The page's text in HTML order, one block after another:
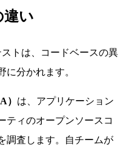
違い
トは、コードベースの異
に分かれます。
） は、アプリケーション
ティのオープンソースコ
調査します。自チームが